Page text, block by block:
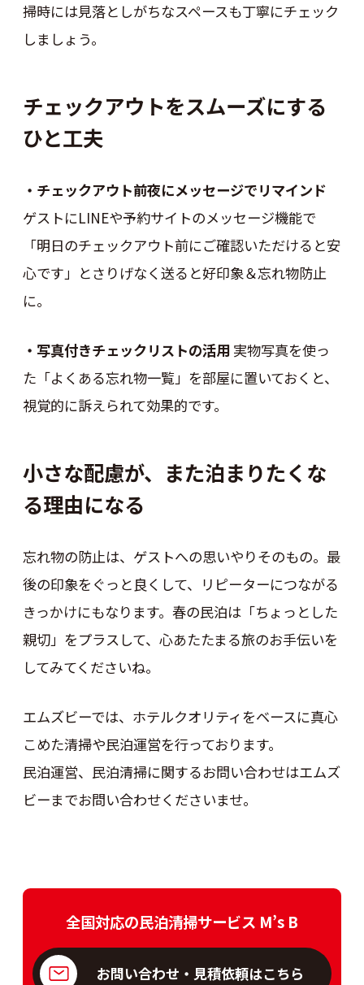
掃時には見落としがちなスペースも丁寧にチェック
しましょう。
チェックアウトをスムーズにする
ひと工夫
・チェックアウト前夜にメッセージでリマインド
ゲストにLINEや予約サイトのメッセージ機能で
「明日のチェックアウト前にご確認いただけると安
心です」とさりげなく送ると好印象＆忘れ物防止
に。
・写真付きチェックリストの活用実物写真を使っ
た「よくある忘れ物一覧」を部屋に置いておくと、
視覚的に訴えられて効果的です。
小さな配慮が、また泊まりたくな
る理由になる
忘れ物の防止は、ゲストへの思いやりそのもの。最
後の印象をぐっと良くして、リピーターにつながる
きっかけにもなります。春の民泊は「ちょっとした
親切」をプラスして、心あたたまる旅のお手伝いを
してみてくださいね。
エムズビーでは、ホテルクオリティをベースに真心
こめた清掃や民泊運営を行っております。
民泊運営、民泊清掃に関するお問い合わせはエムズ
ビーまでお問い合わせくださいませ。
全国対応の民泊清掃サービス M’s B
お問い合わせ・見積依頼はこちら